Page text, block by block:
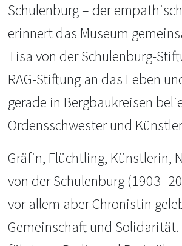
Schulenburg – der
erinnert das Museum
Tisa von der Schulenburg-
RAG-Stiftung an das Leben
gerade in Bergbaukreisen
Ordensschwester und
Gräfin, Flüchtling, Künstlerin,
von der Schulenburg
vor allem aber Chronistin
Gemeinschaft und